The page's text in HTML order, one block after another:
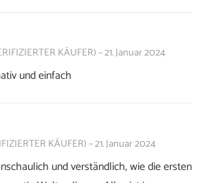
5 KÄUFER)–21. Januar 2024
und einfach
5 KÄUFER)–21. Januar 2024
und verständlich, wie die ersten